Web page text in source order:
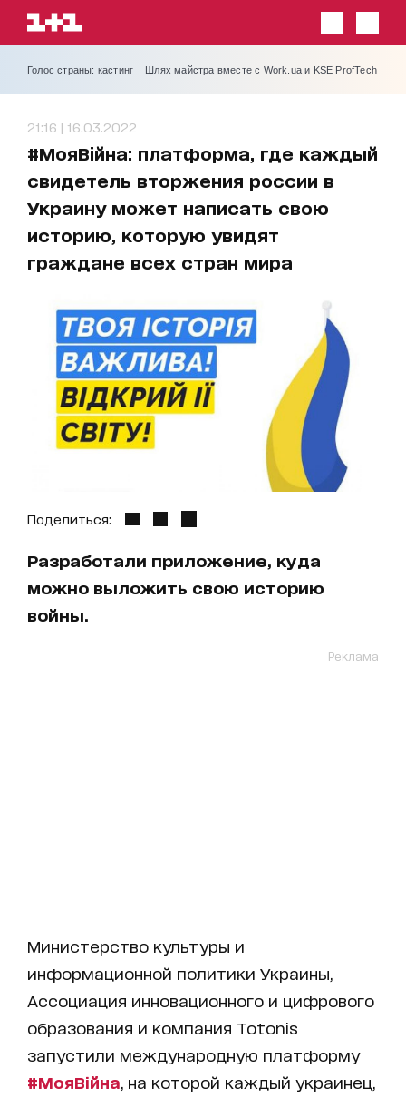
Голос страны: кастинг Шлях майстра вместе с Work.ua и KSE ProfTech
21:16 | 16.03.2022
#МояВійна: платформа, где каждый
свидетель вторжения россии в
Украину может написать свою
историю, которую увидят
граждане всех стран мира
Поделиться:
Разработали приложение, куда
можно выложить свою историю
войны.
Реклама
Министерство культуры и
информационной политики Украины,
Ассоциация инновационного и цифрового
образования и компания Totonis
запустили международную платформу
#МояВійна , на которой каждый украинец,